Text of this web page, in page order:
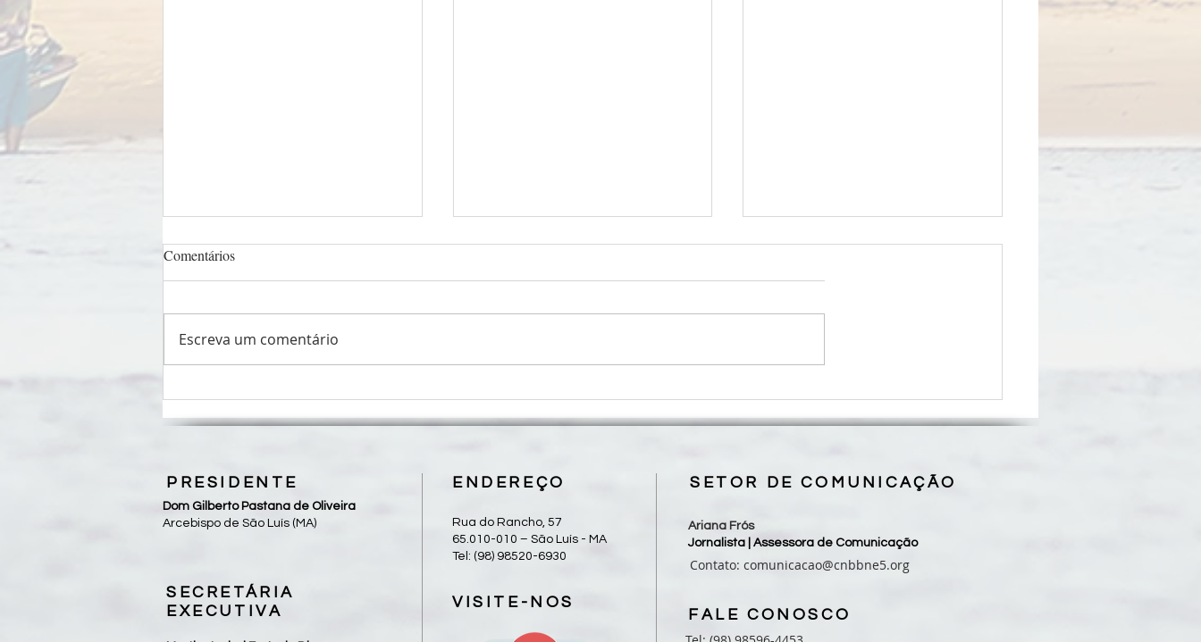
Fórum Nacional de Combate aos
Palavra - 18º Domingo do
realiza 10° Encontro Estadual,
Comentários
Escreva um comentário
PRESIDENTE
Dom Gilberto Pastana de Oliveira
Arcebispo de São Luís (MA)
SECRETÁRIA
EXECUTIVA
ENDEREÇO
Rua do Rancho, 57
65.010-010 – São Luís - MA
Tel: (98) 98520-6930
VISITE-NOS
SETOR DE COMUNICAÇÃO
Contato: comunicacao@cnbbne5.org
Ariana Frós
Jornalista | Assessora de Comunicação
FALE CONOSCO